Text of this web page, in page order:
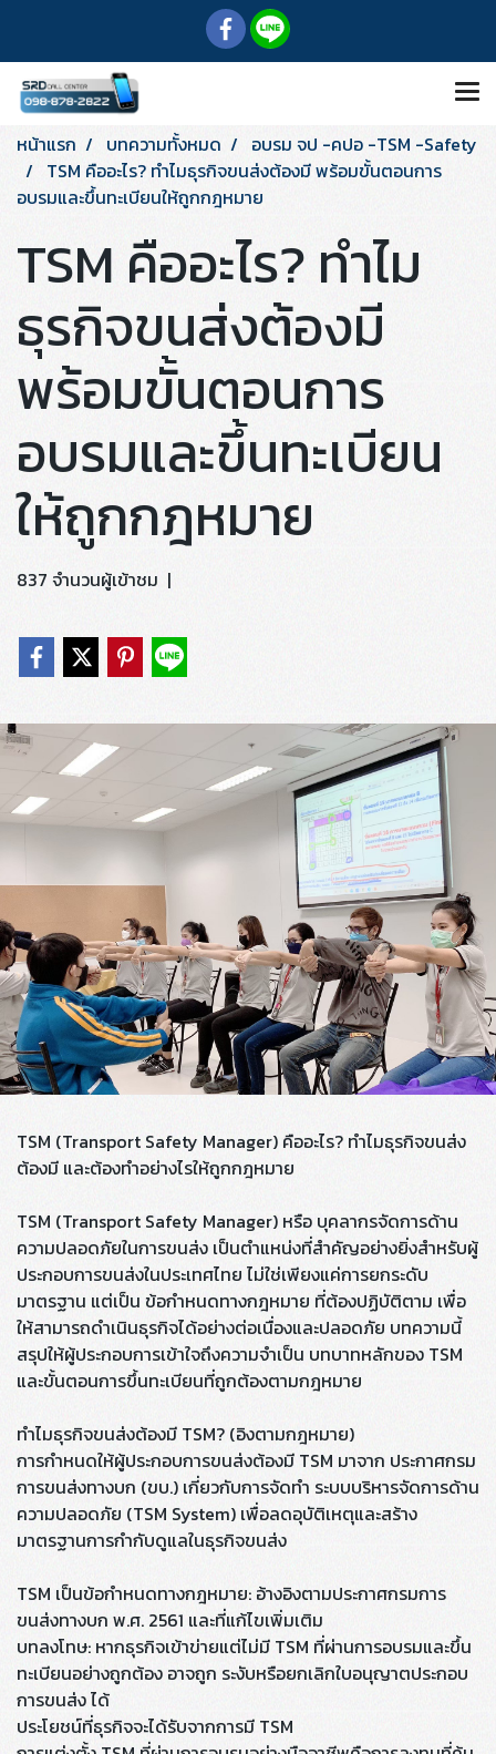
หน้าแรก บทความทั้งหมด
อบรม จป -คปอ -TSM -Safety
TSM คืออะไร? ทำไมธุรกิจขนส่งต้องมี พร้อมขั้นตอนการ
อบรมและขึ้นทะเบียนให้ถูกกฎหมาย
TSM คืออะไร? ทำไม
ธุรกิจขนส่งต้องมี
พร้อมขั้นตอนการ
อบรมและขึ้นทะเบียน
ให้ถูกกฎหมาย
837 จำนวนผู้เข้าชม |
TSM (Transport Safety Manager) คืออะไร? ทำไมธุรกิจขนส่ง
ต้องมี และต้องทำอย่างไรให้ถูกกฎหมาย
TSM (Transport Safety Manager) หรือ บุคลากรจัดการด้าน
ความปลอดภัยในการขนส่ง เป็นตำแหน่งที่สำคัญอย่างยิ่งสำหรับผู้
ประกอบการขนส่งในประเทศไทย ไม่ใช่เพียงแค่การยกระดับ
มาตรฐาน แต่เป็น ข้อกำหนดทางกฎหมาย ที่ต้องปฏิบัติตาม เพื่อ
ให้สามารถดำเนินธุรกิจได้อย่างต่อเนื่องและปลอดภัย บทความนี้
สรุปให้ผู้ประกอบการเข้าใจถึงความจำเป็น บทบาทหลักของ TSM
และขั้นตอนการขึ้นทะเบียนที่ถูกต้องตามกฎหมาย
ทำไมธุรกิจขนส่งต้องมี TSM? (อิงตามกฎหมาย)
การกำหนดให้ผู้ประกอบการขนส่งต้องมี TSM มาจาก ประกาศกรม
การขนส่งทางบก (ขบ.) เกี่ยวกับการจัดทำ ระบบบริหารจัดการด้าน
ความปลอดภัย (TSM System) เพื่อลดอุบัติเหตุและสร้าง
มาตรฐานการกำกับดูแลในธุรกิจขนส่ง
TSM เป็นข้อกำหนดทางกฎหมาย: อ้างอิงตามประกาศกรมการ
ขนส่งทางบก พ.ศ. 2561 และที่แก้ไขเพิ่มเติม
บทลงโทษ: หากธุรกิจเข้าข่ายแต่ไม่มี TSM ที่ผ่านการอบรมและขึ้น
ทะเบียนอย่างถูกต้อง อาจถูก ระงับหรือยกเลิกใบอนุญาตประกอบ
การขนส่ง ได้
ประโยชน์ที่ธุรกิจจะได้รับจากการมี TSM